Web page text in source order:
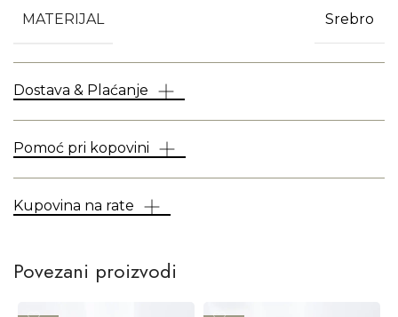
MATERIJAL Srebro
Dostava & Plaćanje
Pomoć pri kopovini
Kupovina na rate
Povezani proizvodi